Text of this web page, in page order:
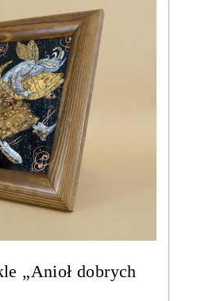
„Anioł dobrych